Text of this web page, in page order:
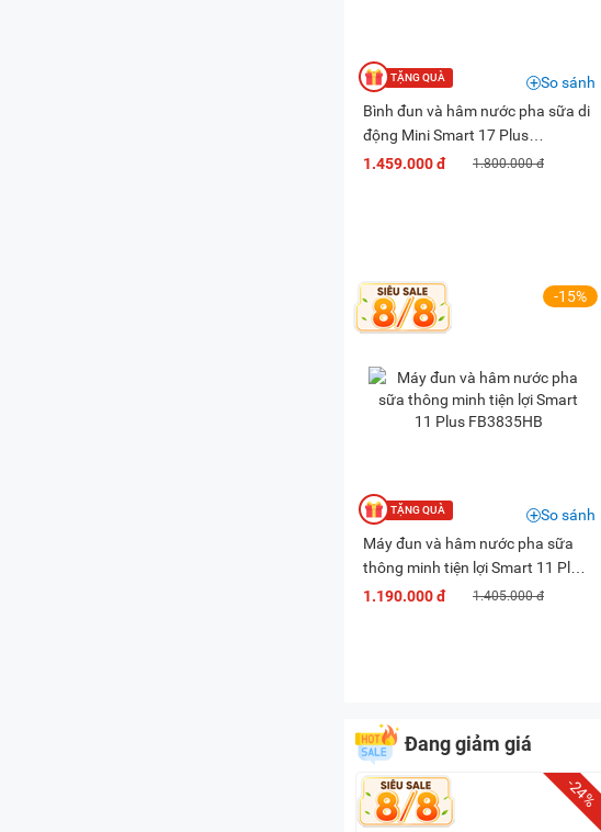
Bình đun và hâm nước pha sữa di
động Mini Smart 17 Plus
FB3806BT
1.459.000 đ 1.800.000 đ
So sánh
-15%
Máy đun và hâm nước pha sữa
thông minh tiện lợi Smart 11 Plus
FB3835HB
1.190.000 đ 1.405.000 đ
So sánh
Đang giảm giá
-24%